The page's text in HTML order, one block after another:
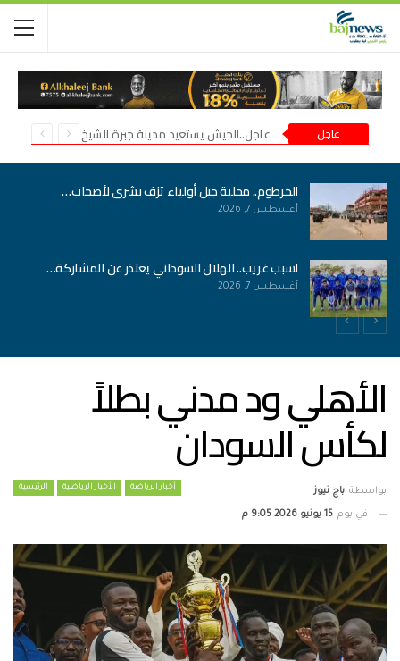
عاجل عاجل..الجيش يستعيد مدينة جبرة الشيخ في شمال كردفان
الخرطوم.. محلية جبل أولياء تزف بشرى لأصحاب…
أغسطس 7, 2026
لسبب غريب.. الهلال السوداني يعتذر عن المشاركة…
أغسطس 7, 2026
الأهلي ود مدني بطلاً
لكأس السودان
أخبار الرياضة الأخبار الرياضية الرئيسية بواسطة باج نيوز
في يوم 15 يونيو 2026 9:05 م